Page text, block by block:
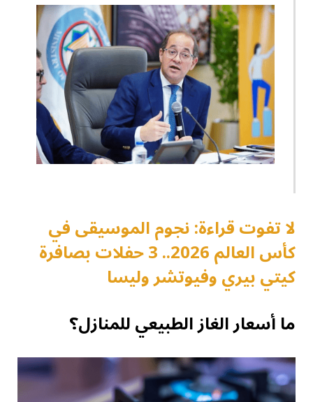
لا تفوت قراءة: نجوم الموسيقى في
كأس العالم 2026.. 3 حفلات بصافرة
كيتي بيري وفيوتشر وليسا
ما أسعار الغاز الطبيعي للمنازل؟